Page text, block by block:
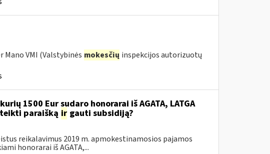
VMI (Valstybinės mokesčių inspekcijos autorizuotų
1500 Eur sudaro honorarai iš AGATA, LATGA
paraišką irgauti subsidiją?
reikalavimus 2019 m. apmokestinamosios pajamos
honorarai iš AGATA,...